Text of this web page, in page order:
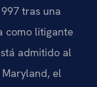
tras una
como litigante
admitido al
el